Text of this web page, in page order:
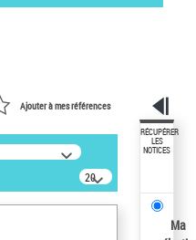
Ajouter à mes références
20
résultats/page
RÉCUPÉRER
LES
NOTICES
Ma